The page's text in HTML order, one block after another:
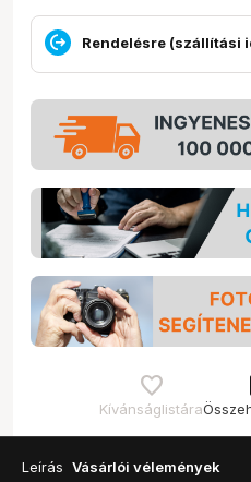
Rendelésre (szállítási
Kívánságlistára
Leírás Vásárlói vélemények